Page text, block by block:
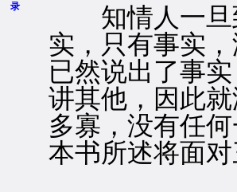
录
知情人一旦
实，只有事实
已然说出了事
讲其他，因此
多寡，没有任
本书所述将面